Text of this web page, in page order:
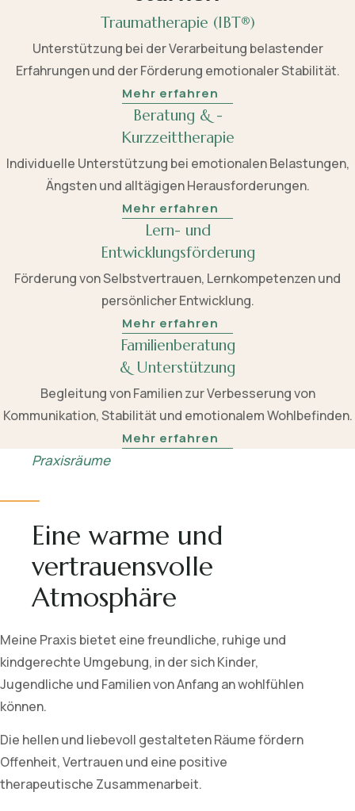
Traumatherapie (IBT®)
Unterstützung bei der Verarbeitung belastender
Erfahrungen und der Förderung emotionaler Stabilität.
Mehr erfahren
Beratung & -
Kurzzeittherapie
Individuelle Unterstützung bei emotionalen Belastungen,
Ängsten und alltägigen Herausforderungen.
Mehr erfahren
Lern- und
Entwicklungsförderung
Förderung von Selbstvertrauen, Lernkompetenzen und
persönlicher Entwicklung.
Mehr erfahren
Familienberatung
& Unterstützung
Begleitung von Familien zur Verbesserung von
Kommunikation, Stabilität und emotionalem Wohlbefinden.
Mehr erfahren
Praxisräume
Eine warme und
vertrauensvolle
Atmosphäre
Meine Praxis bietet eine freundliche, ruhige und
kindgerechte Umgebung, in der sich Kinder,
Jugendliche und Familien von Anfang an wohlfühlen
können.
Die hellen und liebevoll gestalteten Räume fördern
Offenheit, Vertrauen und eine positive
therapeutische Zusammenarbeit.